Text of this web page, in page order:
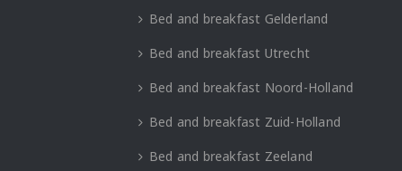
Bed and breakfast Gelderland
Bed and breakfast Utrecht
Bed and breakfast Noord-Holland
Bed and breakfast Zuid-Holland
Bed and breakfast Zeeland